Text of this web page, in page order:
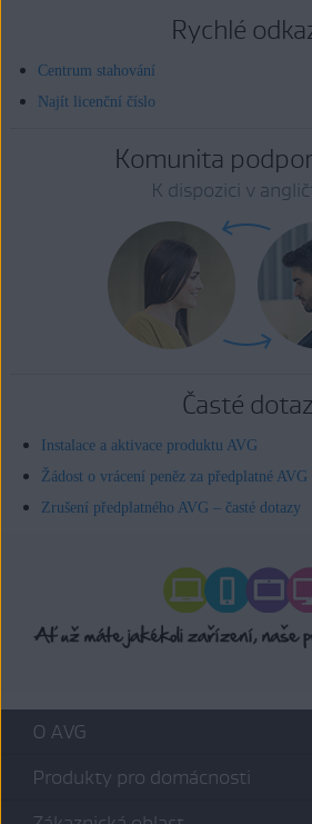
Rychlé
Centrum stahování
Najít licenční číslo
Komunita
K dispozici v
Časté
Instalace a aktivace produktu AVG
Žádost o vrácení peněz za předplatné AVG
Zrušení předplatného AVG – časté dotazy
O AVG
Produkty pro domácnosti